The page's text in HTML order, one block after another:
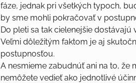
fáze, jednak pri všetkých typoch,
by sme mohli pokračovať v
Do pleti sa tak cielenejšie dostávajú
Veľmi dôležitým faktom je aj
postupnosťou.
A nesmieme zabudnúť ani na to,
nemôžete vedieť ako jednotlivé